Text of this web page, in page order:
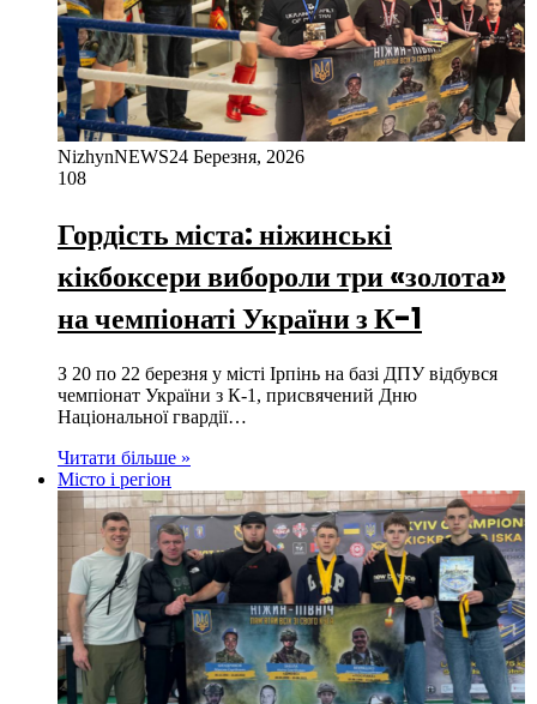
NizhynNEWS24 Березня, 2026
108
Гордість міста: ніжинські
кікбоксери вибороли три «золота»
на чемпіонаті України з К-1
З 20 по 22 березня у місті Ірпінь на базі ДПУ відбувся
чемпіонат України з К-1, присвячений Дню
Національної гвардії…
Читати більше »
Місто і регіон